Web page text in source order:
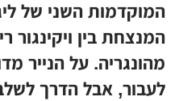
המוקדמות השני של
המנצחת בין ויקינגור
מהונגריה. על הנייר
לעבור, אבל הדרך